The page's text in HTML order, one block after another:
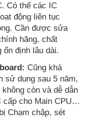
Có thể các IC
động liên tục
Cần được sửa
hãng, chất
định lâu dài.
Cũng khá
sử dụng sau 5 năm,
còn và dễ dẫn
cấp cho Main CPU…
Chạm chập, sét